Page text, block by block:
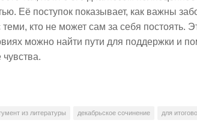
Её поступок показывает, как важны
кто не может сам за себя постоять.
можно найти пути для поддержки и
из литературы декабрьское сочинение для